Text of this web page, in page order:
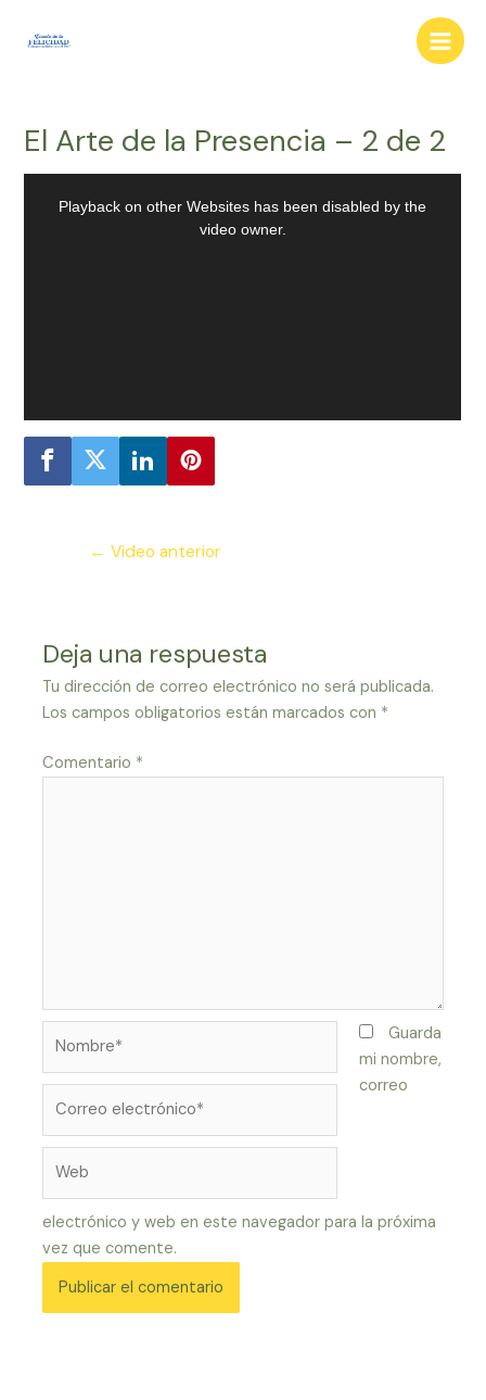
Main
El Arte de la Presencia – 2 de 2
Navegación
← Video anterior
Deja una respuesta
Tu dirección de correo electrónico no será publicada.
Los campos obligatorios están marcados con *
Comentario *
Guarda
mi nombre,
correo
electrónico y web en este navegador para la próxima
vez que comente.